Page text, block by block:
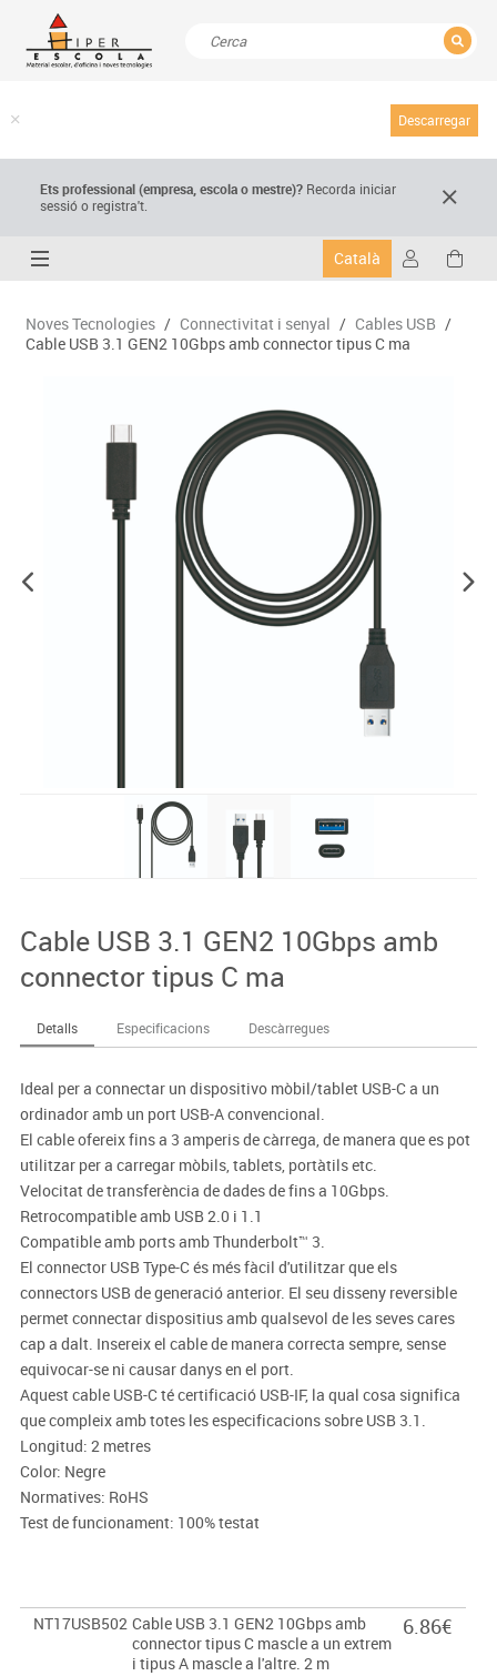
Descarregar
Ets professional (empresa,escola o mestre)? Recorda iniciar
sessió o registra't.
Català
Noves Tecnologies / Connectivitat i senyal / Cables USB /
Cable USB 3.1 GEN2 10Gbps amb connector tipus C ma
Cable USB 3.1 GEN2 10Gbps amb
connector tipus C ma
Detalls Especificacions Descàrregues
Ideal per a connectar un dispositivo mòbil/tablet USB-C a un
ordinador amb un port USB-A convencional.
El cable ofereix fins a 3 amperis de càrrega, de manera que es pot
utilitzar per a carregar mòbils, tablets, portàtils etc.
Velocitat de transferència de dades de fins a 10Gbps.
Retrocompatible amb USB 2.0 i 1.1
Compatible amb ports amb Thunderbolt™ 3.
El connector USB Type-C és més fàcil d'utilitzar que els
connectors USB de generació anterior. El seu disseny reversible
permet connectar dispositius amb qualsevol de les seves cares
cap a dalt. Insereix el cable de manera correcta sempre, sense
equivocar-se ni causar danys en el port.
Aquest cable USB-C té certificació USB-IF, la qual cosa significa
que compleix amb totes les especificacions sobre USB 3.1.
Longitud: 2 metres
Color: Negre
Normatives: RoHS
Test de funcionament: 100% testat
NT17USB502 Cable USB 3.1 GEN2 10Gbps amb
connector tipus C mascle a un extrem
i tipus A mascle a l'altre. 2 m
6.86€